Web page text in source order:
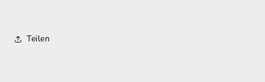
Teilen